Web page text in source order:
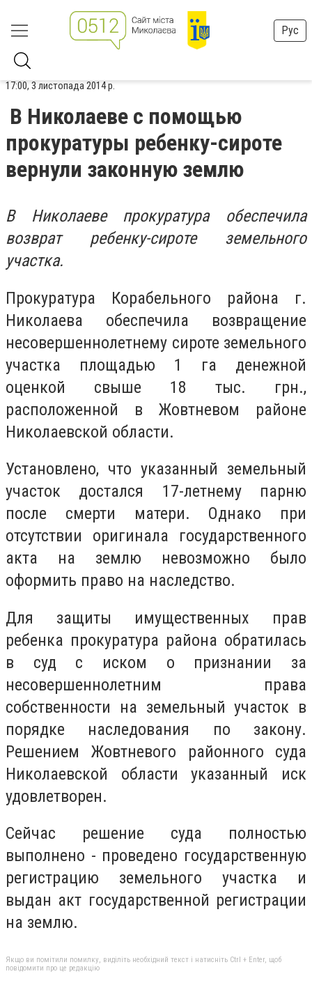
Рус
17:00, 3 листопада 2014 р.
В Николаеве с помощью
прокуратуры ребенку-сироте
вернули законную землю
В Николаеве прокуратура обеспечила
возврат ребенку-сироте земельного
участка.
Прокуратура Корабельного района г.
Николаева обеспечила возвращение
несовершеннолетнему сироте земельного
участка площадью 1 га денежной
оценкой свыше 18 тыс. грн.,
расположенной в Жовтневом районе
Николаевской области.
Установлено, что указанный земельный
участок достался 17-летнему парню
после смерти матери. Однако при
отсутствии оригинала государственного
акта на землю невозможно было
оформить право на наследство.
Для защиты имущественных прав
ребенка прокуратура района обратилась
в суд с иском о признании за
несовершеннолетним права
собственности на земельный участок в
порядке наследования по закону.
Решением Жовтневого районного суда
Николаевской области указанный иск
удовлетворен.
Сейчас решение суда полностью
выполнено - проведено государственную
регистрацию земельного участка и
выдан акт государственной регистрации
на землю.
Якщо ви помітили помилку, виділіть необхідний текст і натисніть Ctrl + Enter, щоб
повідомити про це редакцію